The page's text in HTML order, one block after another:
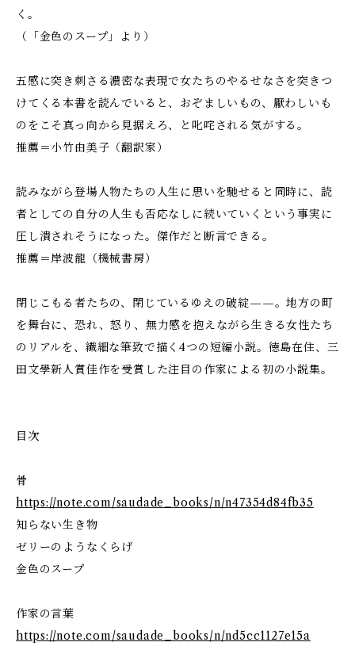
く。
（「金色のスープ」より）
五感に突き刺さる濃密な表現で女たちのやるせなさを突きつ
けてくる本書を読んでいると、おぞましいもの、厭わしいも
のをこそ真っ向から見据えろ、と叱咤される気がする。
推薦＝小竹由美子（翻訳家）
​​​読みながら登場人物たちの人生に思いを馳せると同時に、読
者としての自分の人生も否応なしに続いていくという事実に
圧し潰されそうになった。傑作だと断言できる。
推薦＝岸波龍（機械書房）
閉じこもる者たちの、閉じているゆえの破綻——。地方の町
を舞台に、恐れ、怒り、無力感を抱えながら生きる女性たち
のリアルを、繊細な筆致で描く4つの短編小説。徳島在住、三
田文學新人賞佳作を受賞した注目の作家による初の小説集。
目次
骨
https://note.com/saudade_books/n/n47354d84fb35
知らない生き物
ゼリーのようなくらげ
金色のスープ
作家の言葉
https://note.com/saudade_books/n/nd5cc1127e15a